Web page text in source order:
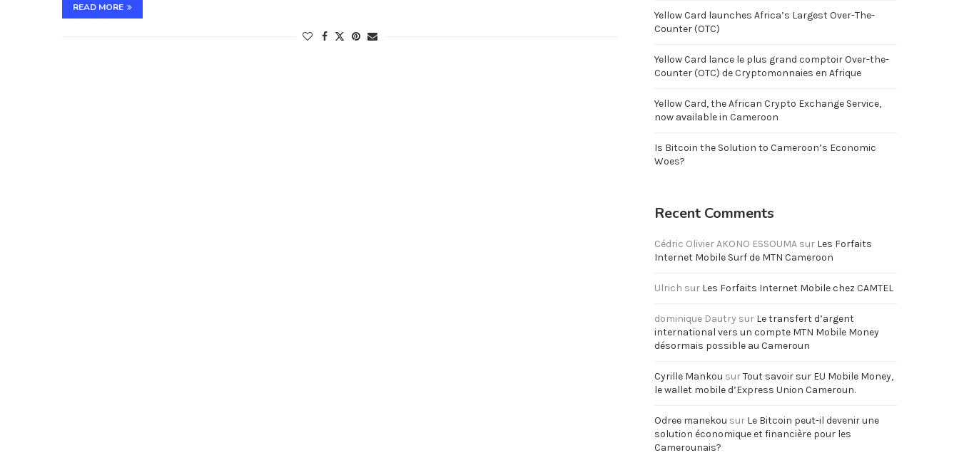
READ MORE
Yellow Card launches Africa’s Largest Over-The-
Counter (OTC)
Yellow Card lance le plus grand comptoir Over-the-
Counter (OTC) de Cryptomonnaies en Afrique
Yellow Card, the African Crypto Exchange Service,
now available in Cameroon
Is Bitcoin the Solution to Cameroon’s Economic
Woes?
Recent Comments
Cédric Olivier AKONO ESSOUMA sur Les Forfaits
Internet Mobile Surf de MTN Cameroon
Ulrich sur Les Forfaits Internet Mobile chez CAMTEL
dominique Dautry sur Le transfert d’argent
international vers un compte MTN Mobile Money
désormais possible au Cameroun
Cyrille Mankou surTout savoir sur EU Mobile Money,
le wallet mobile d’Express Union Cameroun.
Odree manekou sur Le Bitcoin peut-il devenir une
solution économique et financière pour les
Camerounais?